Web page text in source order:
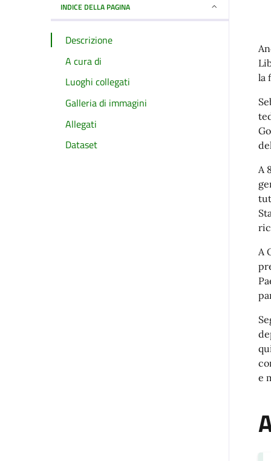
INDICE DELLA PAGINA
Descrizione
A cura di
Luoghi collegati
Galleria di immagini
Allegati
Dataset
la
A
A
e